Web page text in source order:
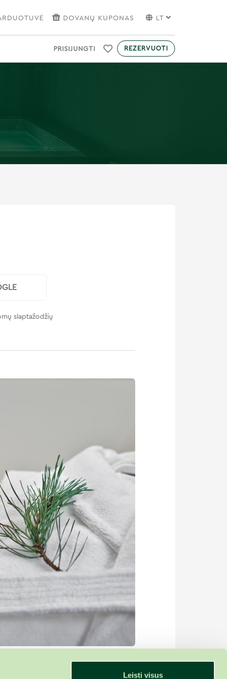
Leisti visus
DOVANŲ KUPONAS LT
PRISIJUNGTI REZERVUOTI
slaptažodžių